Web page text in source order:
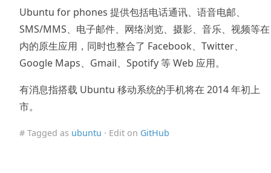
Ubuntu for phones 提供包括电话通讯、语音电邮、
SMS/MMS、电子邮件、网络浏览、摄影、音乐、视频等在
内的原生应用，同时也整合了 Facebook、Twitter、
Google Maps、Gmail、Spotify 等 Web 应用。
有消息指搭载 Ubuntu 移动系统的手机将在 2014 年初上
市。
# Tagged as ubuntu · Edit on GitHub